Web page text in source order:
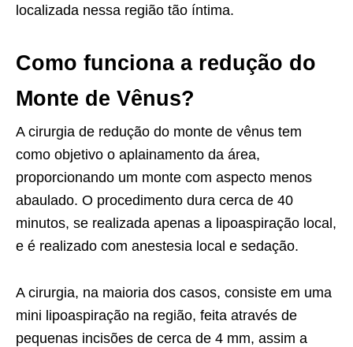
localizada nessa região tão íntima.
Como funciona a redução do
Monte de Vênus?
A cirurgia de redução do monte de vênus tem
como objetivo o aplainamento da área,
proporcionando um monte com aspecto menos
abaulado. O procedimento dura cerca de 40
minutos, se realizada apenas a lipoaspiração local,
e é realizado com anestesia local e sedação.
A cirurgia, na maioria dos casos, consiste em uma
mini lipoaspiração na região, feita através de
pequenas incisões de cerca de 4 mm, assim a